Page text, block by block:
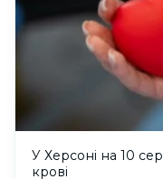
У Херсоні на 10
крові